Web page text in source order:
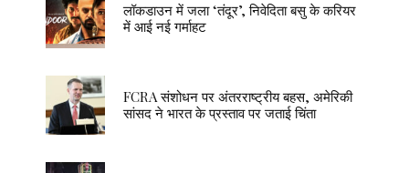
लॉकडाउन में जला ‘तंदूर’, निवेदिता बसु के करियर
में आई नई गर्माहट
FCRA संशोधन पर अंतरराष्ट्रीय बहस, अमेरिकी
सांसद ने भारत के प्रस्ताव पर जताई चिंता